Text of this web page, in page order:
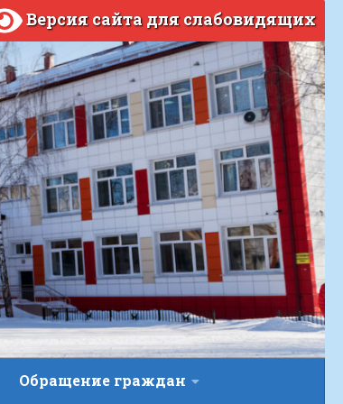
Версия сайта для слабовидящих
Обращение граждан